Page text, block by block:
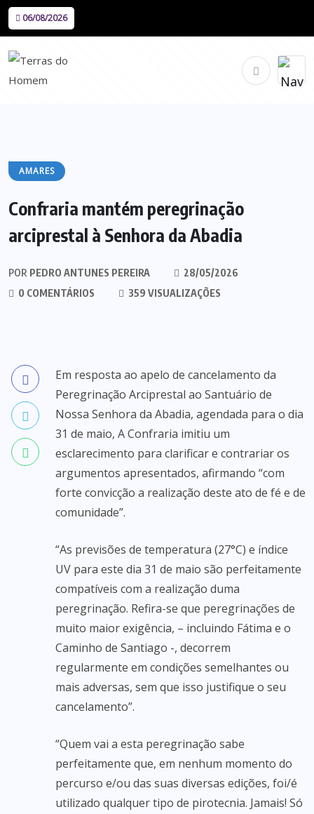
06/08/2026
AMARES
Confraria mantém peregrinação
arciprestal à Senhora da Abadia
POR PEDRO ANTUNES PEREIRA
28/05/2026
0 COMENTÁRIOS
359 VISUALIZAÇÕES
Em resposta ao apelo de cancelamento da
Peregrinação Arciprestal ao Santuário de
Nossa Senhora da Abadia, agendada para o dia
31 de maio, A Confraria imitiu um
esclarecimento para clarificar e contrariar os
argumentos apresentados, afirmando “com
forte convicção a realização deste ato de fé e de
comunidade”.
“As previsões de temperatura (27°C) e índice
UV para este dia 31 de maio são perfeitamente
compatíveis com a realização duma
peregrinação. Refira-se que peregrinações de
muito maior exigência, – incluindo Fátima e o
Caminho de Santiago -, decorrem
regularmente em condições semelhantes ou
mais adversas, sem que isso justifique o seu
cancelamento”.
“Quem vai a esta peregrinação sabe
perfeitamente que, em nenhum momento do
percurso e/ou das suas diversas edições, foi/é
utilizado qualquer tipo de pirotecnia. Jamais! Só